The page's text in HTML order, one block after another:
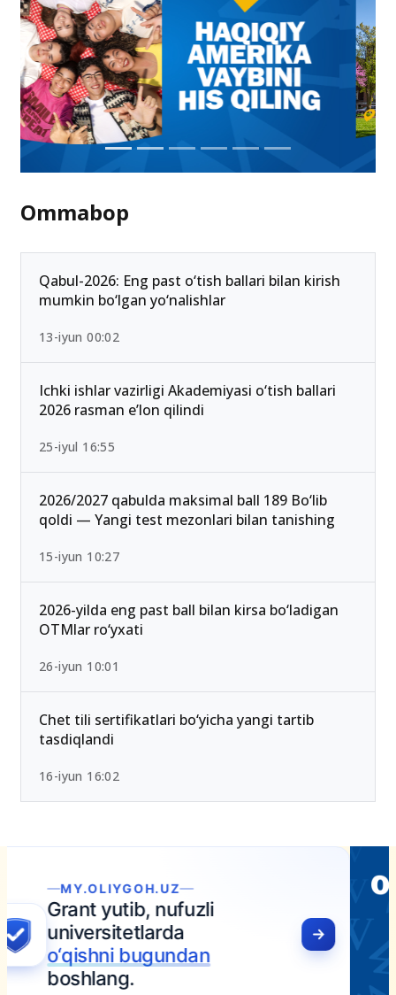
Ommabop
Qabul-2026: Eng past o‘tish ballari bilan kirish
mumkin bo‘lgan yo‘nalishlar
13-iyun 00:02
Ichki ishlar vazirligi Akademiyasi o‘tish ballari
2026 rasman e’lon qilindi
25-iyul 16:55
2026/2027 qabulda maksimal ball 189 Bo‘lib
qoldi — Yangi test mezonlari bilan tanishing
15-iyun 10:27
2026-yilda eng past ball bilan kirsa bo‘ladigan
OTMlar ro‘yxati
26-iyun 10:01
Chet tili sertifikatlari bo‘yicha yangi tartib
tasdiqlandi
16-iyun 16:02